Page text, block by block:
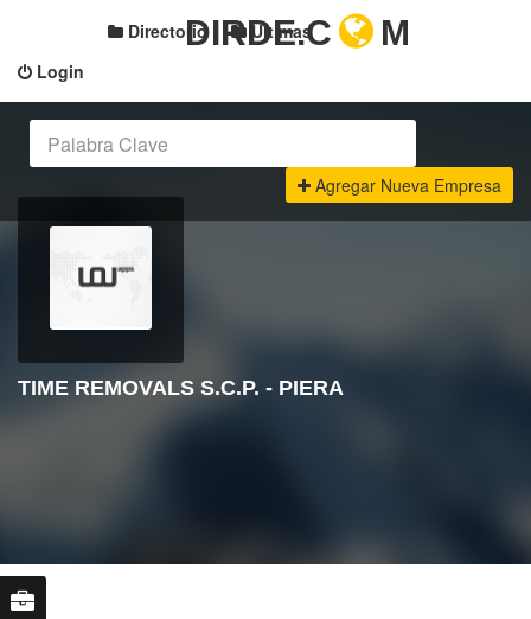
Login
Directorio Últimas
DIRDE.C M
Agregar Nueva Empresa
TIME REMOVALS S.C.P. - PIERA